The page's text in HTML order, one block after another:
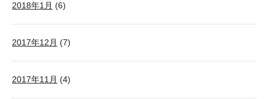
2018年1月 (6)
2017年12月 (7)
2017年11月 (4)